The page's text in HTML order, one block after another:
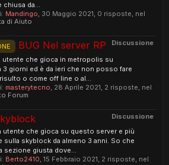
chiusa da...
Mandingo, 30 Maggio 2021, 0 risposte, nel
di Aiuto
Discussione
BUG Nel server RP
utente che gioca in metropolis su
3 giorni ed è da ieri che non posso fare
o come off line o al...
masterytecno, 28 Aprile 2021, 2 risposte, nel
Forum
Discussione
utente che gioca su questo server e più
sulla skyblock da almeno 3 anni. So che
sezione giusta dove...
Berto2410, 15 Febbraio 2021, 2 risposte, nel